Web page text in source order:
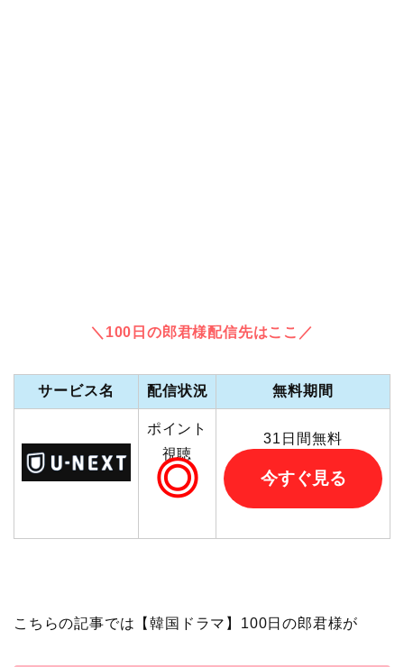
＼100日の郎君様配信先はここ／
サービス名 配信状況 無料期間
ポイント
視聴
◎
31日間無料
今すぐ見る
こちらの記事では【韓国ドラマ】100日の郎君様が